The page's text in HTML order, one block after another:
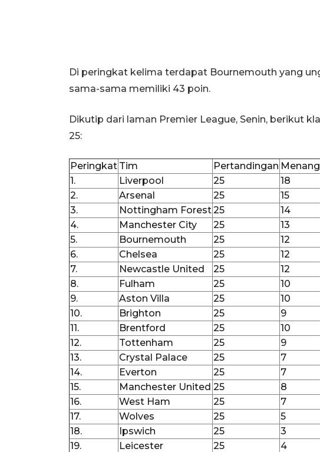
Di peringkat kelima terdapat Bournemouth yang
sama-sama memiliki 43 poin.
Dikutip dari laman Premier League, Senin, berikut
25:
Peringkat Tim Pertandingan Menang
1.
Liverpool 25 18
2.
Arsenal 25 15
3.
Nottingham Forest25 14
4.
Manchester City 25 13
5.
Bournemouth 25 12
6.
Chelsea 25 12
7.
Newcastle United 25 12
8.
Fulham 25 10
9.
Aston Villa 25 10
10.
Brighton 25 9
11.
Brentford 25 10
12.
Tottenham 25 9
13.
Crystal Palace 25 7
14.
Everton 25 7
15.
Manchester United 25 8
16.
West Ham 25 7
17.
Wolves 25 5
18.
Ipswich 25 3
19.
Leicester 25 4